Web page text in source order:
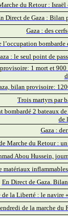
du Retour : Israël
Direct de Gaza : Bilan
Gaza : des
l’occupation bombarde
: le seul point de
1 mort et
bilan provisoire:
Trois martyrs par
bombardé 2 bateaux
de
Gaza :
Marche du Retour :
Abou Hussein,
matériaux
En Direct de Gaza.
la Liberté : le navire
de la marche du